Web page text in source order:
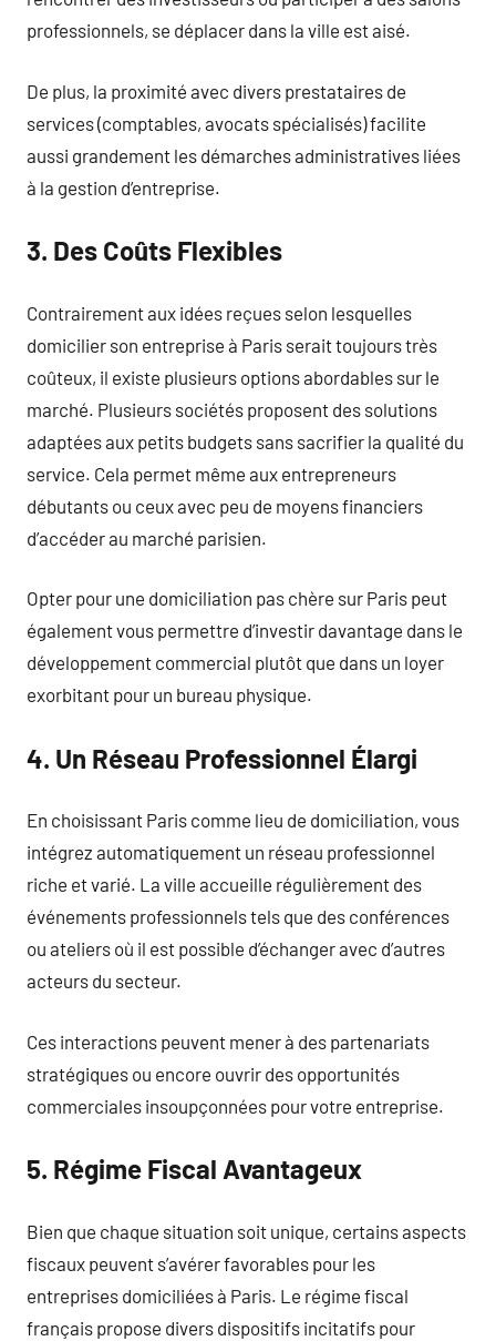
professionnels, se déplacer dans la ville est aisé.
De plus, la proximité avec divers prestataires de
services (comptables, avocats spécialisés) facilite
aussi grandement les démarches administratives liées
à la gestion d’entreprise.
3. Des Coûts Flexibles
Contrairement aux idées reçues selon lesquelles
domicilier son entreprise à Paris serait toujours très
coûteux, il existe plusieurs options abordables sur le
marché. Plusieurs sociétés proposent des solutions
adaptées aux petits budgets sans sacrifier la qualité du
service. Cela permet même aux entrepreneurs
débutants ou ceux avec peu de moyens financiers
d’accéder au marché parisien.
Opter pour une domiciliation pas chère sur Paris peut
également vous permettre d’investir davantage dans le
développement commercial plutôt que dans un loyer
exorbitant pour un bureau physique.
4. Un Réseau Professionnel Élargi
En choisissant Paris comme lieu de domiciliation, vous
intégrez automatiquement un réseau professionnel
riche et varié. La ville accueille régulièrement des
événements professionnels tels que des conférences
ou ateliers où il est possible d’échanger avec d’autres
acteurs du secteur.
Ces interactions peuvent mener à des partenariats
stratégiques ou encore ouvrir des opportunités
commerciales insoupçonnées pour votre entreprise.
5. Régime Fiscal Avantageux
Bien que chaque situation soit unique, certains aspects
fiscaux peuvent s’avérer favorables pour les
entreprises domiciliées à Paris. Le régime fiscal
français propose divers dispositifs incitatifs pour